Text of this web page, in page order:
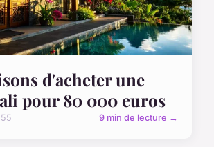
d'acheter une
pour 80 000 euros
9 min de lecture →